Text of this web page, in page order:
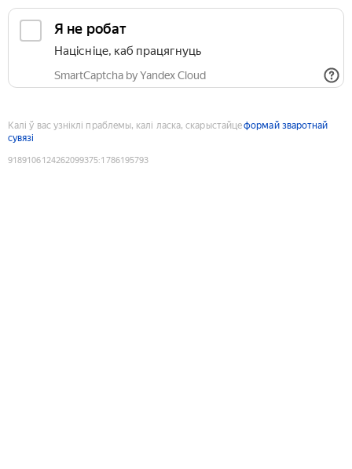
Я не робат
Націсніце, каб працягнуць
SmartCaptcha by Yandex Cloud
Калі ў вас узніклі праблемы, калі ласка, скарыстайцеформай зваротнай
сувязі
9189106124262099375:1786195793